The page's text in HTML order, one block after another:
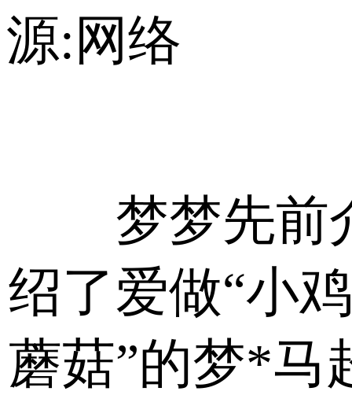
源:网络
梦梦先前
绍了爱做“小
蘑菇”的梦*马